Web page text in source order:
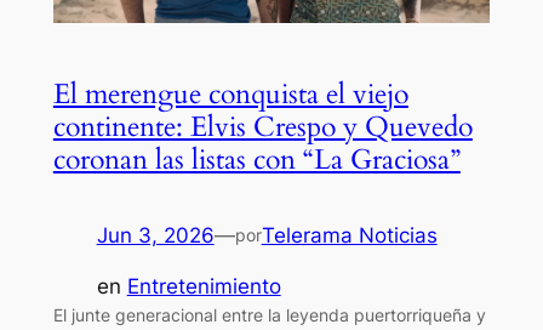
El merengue conquista el viejo
continente: Elvis Crespo y Quevedo
coronan las listas con “La Graciosa”
Jun 3, 2026—porTelerama Noticias
en Entretenimiento
El junte generacional entre la leyenda puertorriqueña y